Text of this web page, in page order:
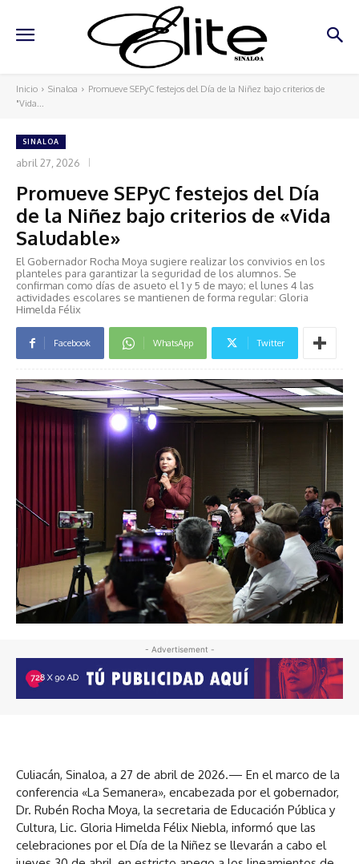
Inicio Sinaloa
Promueve SEPyC festejos del Día de la Niñez bajo criterios de
"Vida...
SINALOA
abril 27, 2026
Promueve SEPyC festejos del Día
de la Niñez bajo criterios de «Vida
Saludable»
El Gobernador Rocha Moya sugiere realizar los convivios en los
planteles para garantizar la seguridad de los alumnos. Se
confirman como días de asueto el 1 y 5 de mayo; el lunes 4 las
actividades escolares se mantienen de forma regular: Gloria
Himelda Félix
Facebook WhatsApp Twitter
- Advertisement -
Culiacán, Sinaloa, a 27 de abril de 2026.— En el marco de la
conferencia «La Semanera», encabezada por el gobernador,
Dr. Rubén Rocha Moya, la secretaria de Educación Pública y
Cultura, Lic. Gloria Himelda Félix Niebla, informó que las
celebraciones por el Día de la Niñez se llevarán a cabo el